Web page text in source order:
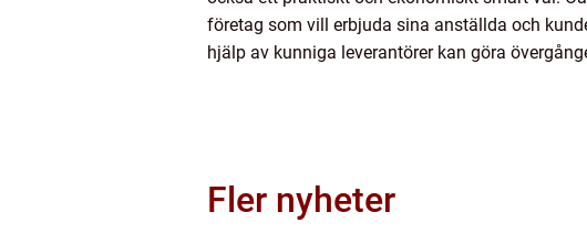
företag som vill erbjuda sina anställda och
hjälp av kunniga leverantörer kan göra
Fler nyheter